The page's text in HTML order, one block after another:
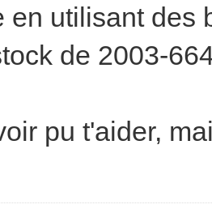
en utilisant des
de 2003-
pu t'aider,